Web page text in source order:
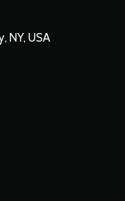
NY, USA